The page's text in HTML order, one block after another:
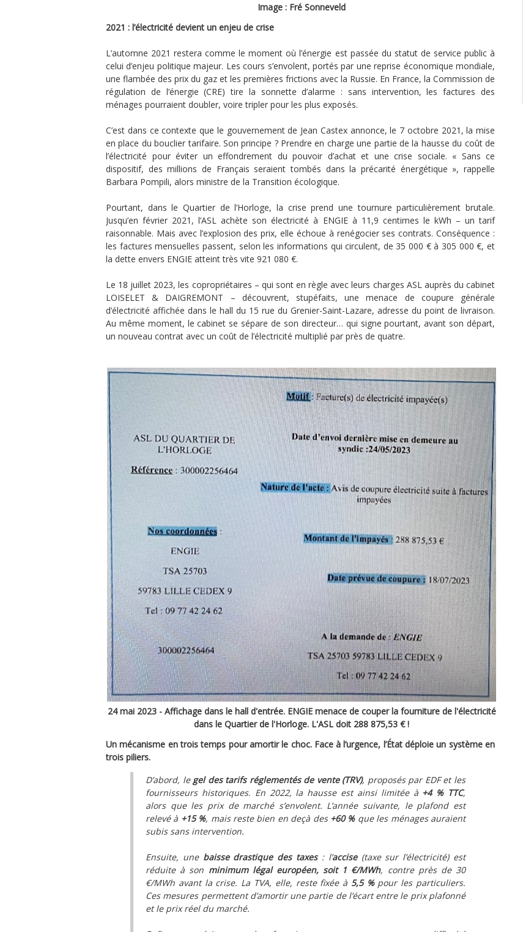
Image : Fré Sonneveld
2021 : l’électricité devient un enjeu de crise
L’automne 2021 restera comme le moment où l’énergie est passée du statut de service public à
celui d’enjeu politique majeur. Les cours s’envolent, portés par une reprise économique mondiale,
une flambée des prix du gaz et les premières frictions avec la Russie. En France, la Commission de
régulation de l’énergie (CRE) tire la sonnette d’alarme : sans intervention, les factures des
ménages pourraient doubler, voire tripler pour les plus exposés.
C’est dans ce contexte que le gouvernement de Jean Castex annonce, le 7 octobre 2021, la mise
en place du bouclier tarifaire. Son principe ? Prendre en charge une partie de la hausse du coût de
l’électricité pour éviter un effondrement du pouvoir d’achat et une crise sociale. « Sans ce
dispositif, des millions de Français seraient tombés dans la précarité énergétique », rappelle
Barbara Pompili, alors ministre de la Transition écologique.
Pourtant, dans le Quartier de l’Horloge, la crise prend une tournure particulièrement brutale.
Jusqu’en février 2021, l’ASL achète son électricité à ENGIE à 11,9 centimes le kWh – un tarif
raisonnable. Mais avec l’explosion des prix, elle échoue à renégocier ses contrats. Conséquence :
les factures mensuelles passent, selon les informations qui circulent, de 35 000 € à 305 000 €, et
la dette envers ENGIE atteint très vite 921 080 €.
Le 18 juillet 2023, les copropriétaires – qui sont en règle avec leurs charges ASL auprès du cabinet
LOISELET & DAIGREMONT – découvrent, stupéfaits, une menace de coupure générale
d’électricité affichée dans le hall du 15 rue du Grenier-Saint-Lazare, adresse du point de livraison.
Au même moment, le cabinet se sépare de son directeur… qui signe pourtant, avant son départ,
un nouveau contrat avec un coût de l’électricité multiplié par près de quatre.
24 mai 2023 - Affichage dans le hall d'entrée. ENGIE menace de couper la fourniture de l'électricité
dans le Quartier de l'Horloge. L'ASL doit 288 875,53 € !
Un mécanisme en trois temps pour amortir le choc. Face à l’urgence, l’État déploie un système en
trois piliers.
D’abord, le gel des tarifs réglementés de vente (TRV), proposés par EDF et les
fournisseurs historiques. En 2022, la hausse est ainsi limitée à +4 % TTC,
alors que les prix de marché s’envolent. L’année suivante, le plafond est
relevé à +15 %, mais reste bien en deçà des +60 %que les ménages auraient
subis sans intervention.
Ensuite, une baisse drastique des taxes: l’accise(taxe sur l’électricité) est
réduite à son minimum légal européen, soit 1 €/MWh, contre près de 30
€/MWh avant la crise. La TVA, elle, reste fixée à 5,5 %pour les particuliers.
Ces mesures permettent d’amortir une partie de l’écart entre le prix plafonné
et le prix réel du marché.